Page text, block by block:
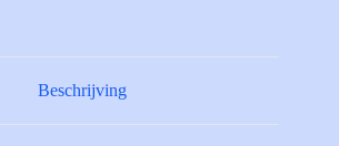
Beschrijving